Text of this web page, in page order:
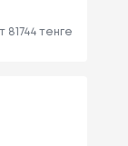
81744 тенге